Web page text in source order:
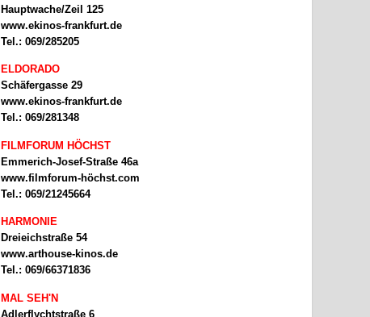
Hauptwache/Zeil 125
www.ekinos-frankfurt.de
Tel.: 069/285205
ELDORADO
Schäfergasse 29
www.ekinos-frankfurt.de
Tel.: 069/281348
FILMFORUM HÖCHST
Emmerich-Josef-Straße 46a
www.filmforum-höchst.com
Tel.: 069/21245664
HARMONIE
Dreieichstraße 54
www.arthouse-kinos.de
Tel.: 069/66371836
MAL SEH'N
Adlerflychtstraße 6